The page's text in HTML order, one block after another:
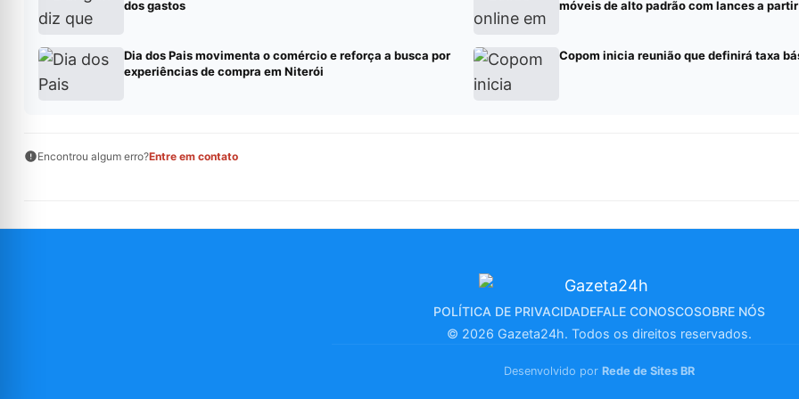
dos gastos
móveis de alto padrão com lances a
Dia dos Pais movimenta o comércio e reforça a busca por
experiências de compra em Niterói
Copom inicia reunião que definirá taxa
Encontrou algum erro?Entre em contato
POLÍTICA DE PRIVACIDADEFALE CONOSCOSOBRE NÓS
© 2026 Gazeta24h. Todos os direitos reservados.
Desenvolvido por Rede de Sites BR